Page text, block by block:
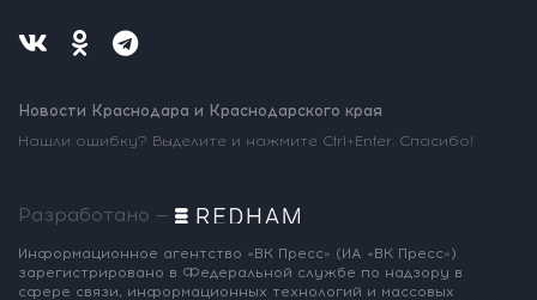
Новости Краснодара и Краснодарского края
Нашли ошибку? Выделите и нажмите Ctrl+Enter. Спасибо!
Разработано —
Информационное агентство «ВК Пресс» (ИА «ВК Пресс»)
зарегистрировано в Федеральной службе по надзору в
сфере связи, информационных технологий и массовых